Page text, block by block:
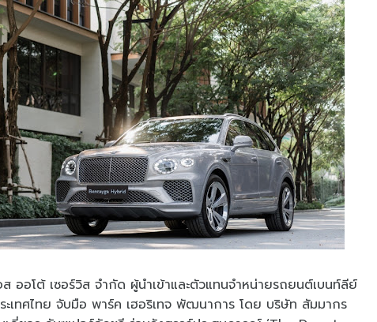
ออโต้ เซอร์วิส จำกัด ผู้นำเข้าและตัวแทนจำหน่ายรถยนต์เบนท์ลีย์
ะเทศไทย จับมือ พาร์ค เฮอริเทจ พัฒนาการ โดย บริษัท สัมมากร